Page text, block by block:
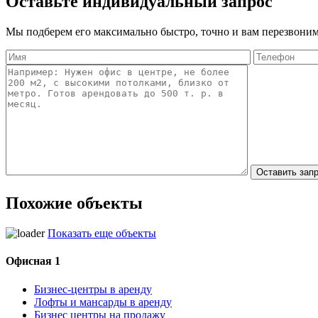
Мы подберем его максимально быстро, точно и вам
Похожие объекты
Показать еще объекты
Офисная 1
Бизнес-центры в аренду
Лофты и мансарды в аренду
Бизнес центры на продажу